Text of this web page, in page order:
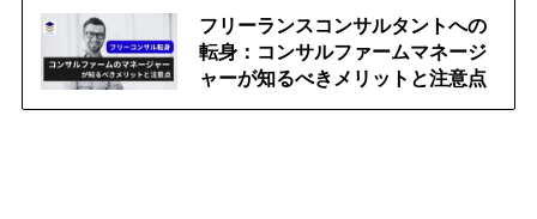
フリーランスコンサルタントへの
転身：コンサルファームマネージ
ャーが知るべきメリットと注意点